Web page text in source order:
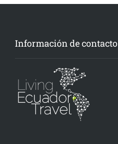
Información de contacto